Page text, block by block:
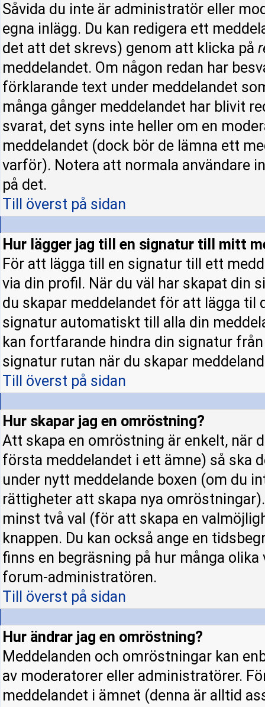
Såvida du inte är administratör eller
egna inlägg. Du kan redigera ett
det att det skrevs) genom att klicka på
meddelandet. Om någon redan har
förklarande text under meddelandet
många gånger meddelandet har blivit
svarat, det syns inte heller om en
meddelandet (dock bör de lämna ett
varför). Notera att normala användare
på det.
Till överst på sidan
Hur lägger jag till en signatur till mitt
För att lägga till en signatur till ett
via din profil. När du väl har skapat din
du skapar meddelandet för att lägga til
signatur automatiskt till alla din
kan fortfarande hindra din signatur
signatur rutan när du skapar
Till överst på sidan
Hur skapar jag en omröstning?
Att skapa en omröstning är enkelt, när
första meddelandet i ett ämne) så ska
under nytt meddelande boxen (om du
rättigheter att skapa nya
minst två val (för att skapa en
knappen. Du kan också ange en
finns en begräsning på hur många
forum-administratören.
Till överst på sidan
Hur ändrar jag en omröstning?
Meddelanden och omröstningar kan
av moderatorer eller administratörer.
meddelandet i ämnet (denna är alltid